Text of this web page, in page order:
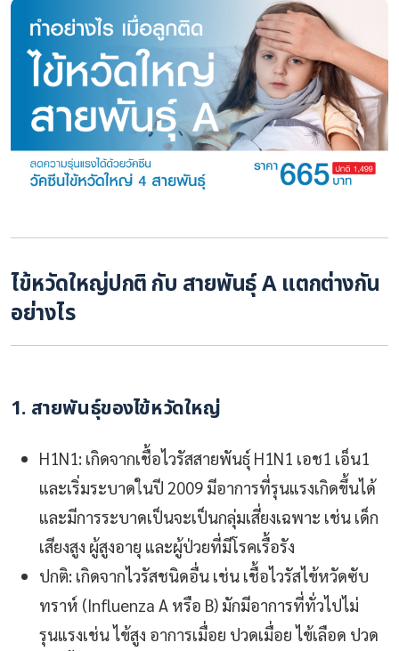
ไข้หวัดใหญ่ปกติ กับ สายพันธุ์ A แตกต่างกัน
อย่างไร
1. สายพันธุ์ของไข้หวัดใหญ่
H1N1: เกิดจากเชื้อไวรัสสายพันธุ์ H1N1 เอช1 เอ็น1
และเริ่มระบาดในปี 2009 มีอาการที่รุนแรงเกิดขึ้นได้
และมีการระบาดเป็นจะเป็นกลุ่มเสี่ยงเฉพาะ เช่น เด็ก
เสียงสูง ผู้สูงอายุ และผู้ป่วยที่มีโรคเรื้อรัง
ปกติ: เกิดจากไวรัสชนิดอื่น เช่น เชื้อไวรัสไข้หวัดซับ
ทราห์ (Influenza A หรือ B) มักมีอาการที่ทั่วไปไม่
รุนแรงเช่น ไข้สูง อาการเมื่อย ปวดเมื่อย ไข้เลือด ปวด